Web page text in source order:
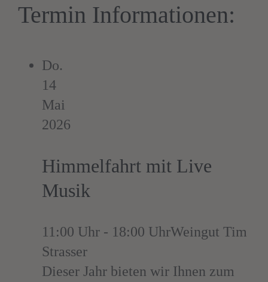
Termin Informationen:
Do.
14
Mai
2026
Himmelfahrt mit Live
Musik
11:00 Uhr - 18:00 UhrWeingut Tim
Strasser
Dieser Jahr bieten wir Ihnen zum